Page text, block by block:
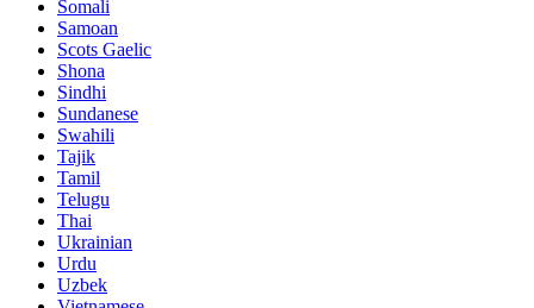
Somali
Samoan
Scots Gaelic
Shona
Sindhi
Sundanese
Swahili
Tajik
Tamil
Telugu
Thai
Ukrainian
Urdu
Uzbek